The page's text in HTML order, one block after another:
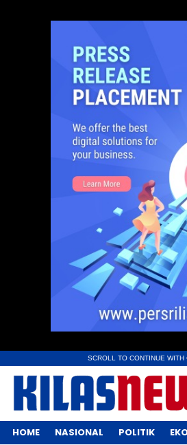
SCROLL TO CONTINUE WITH
HOME NASIONAL POLITIK